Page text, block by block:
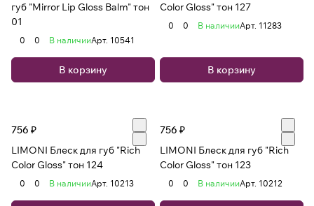
губ "Mirror Lip Gloss Balm" тон
01
0 0 В наличииАрт. 10541
В корзину
Color Gloss" тон 127
0 0 В наличииАрт. 11283
В корзину
756 ₽
LIMONI Блеск для губ "Rich
Color Gloss" тон 124
0 0 В наличииАрт. 10213
756 ₽
LIMONI Блеск для губ "Rich
Color Gloss" тон 123
0 0 В наличииАрт. 10212